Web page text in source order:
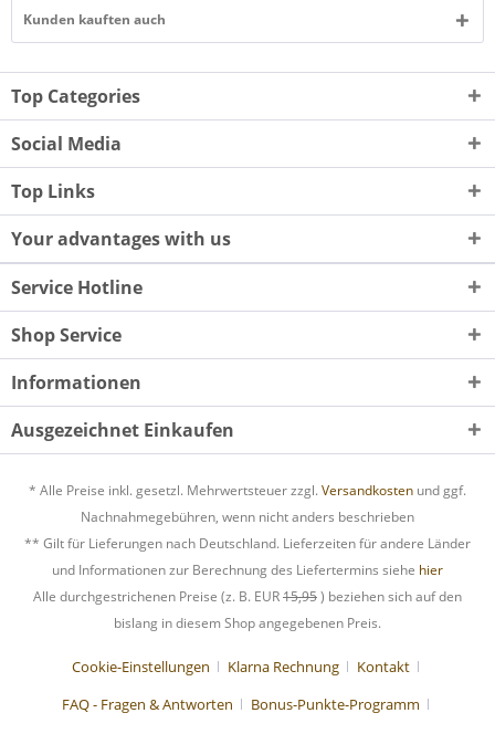
Kunden kauften auch
Top Categories
Social Media
Top Links
Your advantages with us
Service Hotline
Shop Service
Informationen
Ausgezeichnet Einkaufen
* Alle Preise inkl. gesetzl. Mehrwertsteuer zzgl. Versandkosten und ggf.
Nachnahmegebühren, wenn nicht anders beschrieben
** Gilt für Lieferungen nach Deutschland. Lieferzeiten für andere Länder
und Informationen zur Berechnung des Liefertermins siehe hier
Alle durchgestrichenen Preise (z. B. EUR15,95) beziehen sich auf den
bislang in diesem Shop angegebenen Preis.
Cookie-Einstellungen Klarna Rechnung
Kontakt
FAQ - Fragen & Antworten
Bonus-Punkte-Programm